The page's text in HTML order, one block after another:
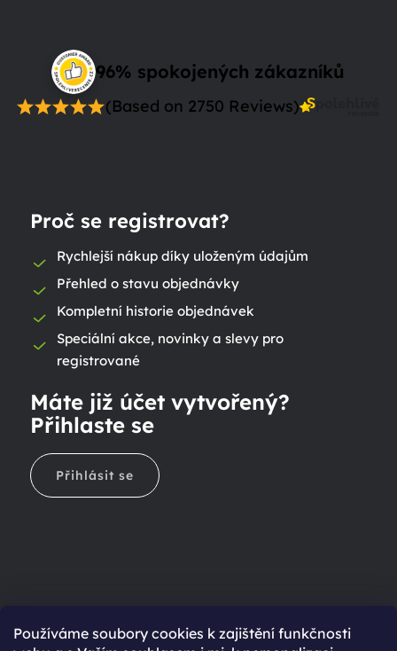
Používáme soubory cookies k zajištění funkčnosti
96% spokojených zákazníků
(Based on 2750 Reviews)
Proč se registrovat?
Rychlejší nákup díky uloženým údajům
Přehled o stavu objednávky
Kompletní historie objednávek
Speciální akce, novinky a slevy pro
registrované
Máte již účet vytvořený?
Přihlaste se
Přihlásit se
Ještě nemáte účet?